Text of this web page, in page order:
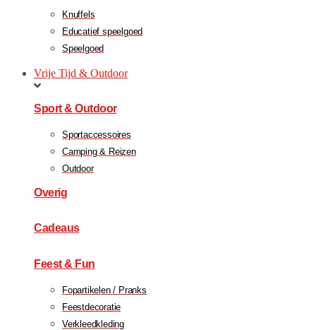
Knuffels
Educatief speelgoed
Speelgoed
Vrije Tijd & Outdoor
Sport & Outdoor
Sportaccessoires
Camping & Reizen
Outdoor
Overig
Cadeaus
Feest & Fun
Fopartikelen / Pranks
Feestdecoratie
Verkleedkleding